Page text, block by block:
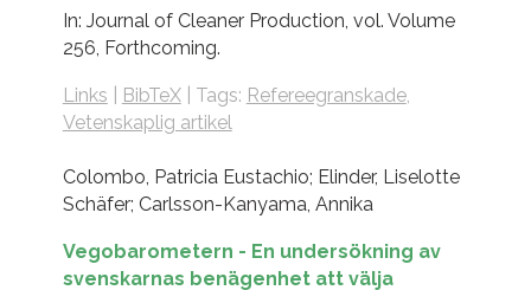
In: Journal of Cleaner Production, vol. Volume
256, Forthcoming.
Links BibTeX| Tags: Refereegranskade,
Vetenskaplig artikel
Colombo, Patricia Eustachio; Elinder, Liselotte
Schäfer; Carlsson-Kanyama, Annika
Vegobarometern - En undersökning av
svenskarnas benägenhet att välja